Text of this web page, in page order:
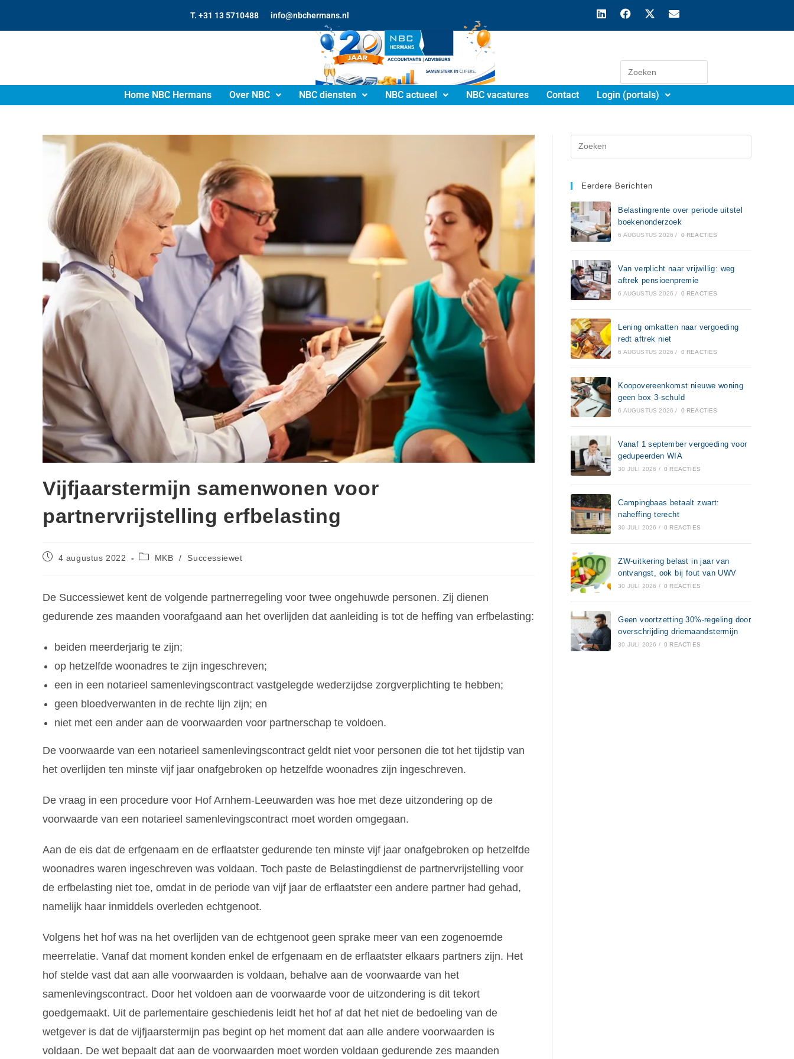
T. +31 13 5710488 info@nbchermans.nl
Home NBC Hermans Over NBC NBC diensten NBC actueel NBC vacatures Contact Login (portals)
Vijfjaarstermijn samenwonen voor
partnervrijstelling erfbelasting
4 augustus 2022 MKB / Successiewet
De Successiewet kent de volgende partnerregeling voor twee ongehuwde personen. Zij dienen
gedurende zes maanden voorafgaand aan het overlijden dat aanleiding is tot de heffing van erfbelasting:
beiden meerderjarig te zijn;
op hetzelfde woonadres te zijn ingeschreven;
een in een notarieel samenlevingscontract vastgelegde wederzijdse zorgverplichting te hebben;
geen bloedverwanten in de rechte lijn zijn; en
niet met een ander aan de voorwaarden voor partnerschap te voldoen.
De voorwaarde van een notarieel samenlevingscontract geldt niet voor personen die tot het tijdstip van
het overlijden ten minste vijf jaar onafgebroken op hetzelfde woonadres zijn ingeschreven.
De vraag in een procedure voor Hof Arnhem-Leeuwarden was hoe met deze uitzondering op de
voorwaarde van een notarieel samenlevingscontract moet worden omgegaan.
Aan de eis dat de erfgenaam en de erflaatster gedurende ten minste vijf jaar onafgebroken op hetzelfde
woonadres waren ingeschreven was voldaan. Toch paste de Belastingdienst de partnervrijstelling voor
de erfbelasting niet toe, omdat in de periode van vijf jaar de erflaatster een andere partner had gehad,
namelijk haar inmiddels overleden echtgenoot.
Volgens het hof was na het overlijden van de echtgenoot geen sprake meer van een zogenoemde
meerrelatie. Vanaf dat moment konden enkel de erfgenaam en de erflaatster elkaars partners zijn. Het
hof stelde vast dat aan alle voorwaarden is voldaan, behalve aan de voorwaarde van het
samenlevingscontract. Door het voldoen aan de voorwaarde voor de uitzondering is dit tekort
goedgemaakt. Uit de parlementaire geschiedenis leidt het hof af dat het niet de bedoeling van de
wetgever is dat de vijfjaarstermijn pas begint op het moment dat aan alle andere voorwaarden is
voldaan. De wet bepaalt dat aan de voorwaarden moet worden voldaan gedurende zes maanden
Eerdere Berichten
Belastingrente over periode uitstel
boekenonderzoek
6 AUGUSTUS 2026 / 0 REACTIES
Van verplicht naar vrijwillig: weg
aftrek pensioenpremie
6 AUGUSTUS 2026 / 0 REACTIES
Lening omkatten naar vergoeding
redt aftrek niet
6 AUGUSTUS 2026 / 0 REACTIES
Koopovereenkomst nieuwe woning
geen box 3-schuld
6 AUGUSTUS 2026 / 0 REACTIES
Vanaf 1 september vergoeding voor
gedupeerden WIA
30 JULI 2026 / 0 REACTIES
Campingbaas betaalt zwart:
naheffing terecht
30 JULI 2026 / 0 REACTIES
ZW-uitkering belast in jaar van
ontvangst, ook bij fout van UWV
30 JULI 2026 / 0 REACTIES
Geen voortzetting 30%-regeling door
overschrijding driemaandstermijn
30 JULI 2026 / 0 REACTIES